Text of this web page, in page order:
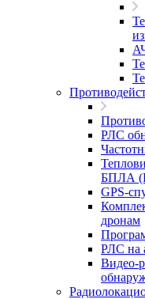
РЛС
БПЛА
GPS-
дронам
РЛС на
Видео-